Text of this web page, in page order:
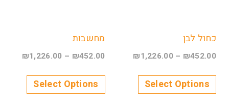
כחול לבן
₪452.00
–
₪1,226.00
Select Options
מחשבות
₪452.00
–
₪1,226.00
Select Options